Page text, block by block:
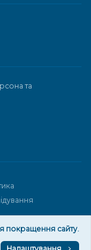
та
покращення сайту.